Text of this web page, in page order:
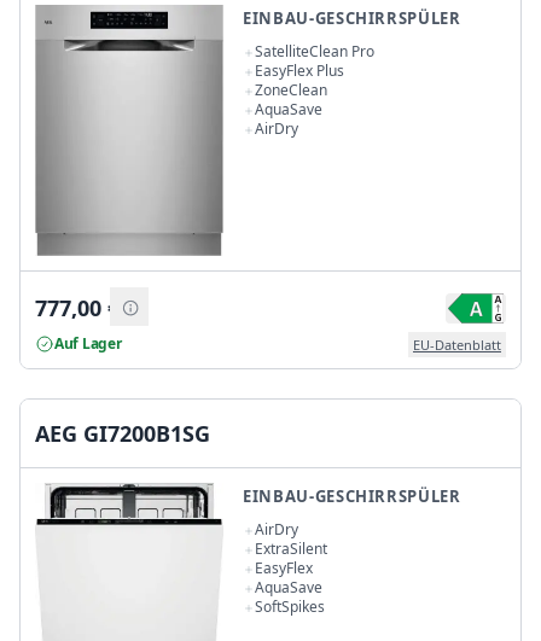
EINBAU-GESCHIRRSPÜLER
SatelliteClean Pro
EasyFlex Plus
ZoneClean
AquaSave
AirDry
777,00 €
Auf Lager EU-Datenblatt
AEG GI7200B1SG
EINBAU-GESCHIRRSPÜLER
AirDry
ExtraSilent
EasyFlex
AquaSave
SoftSpikes